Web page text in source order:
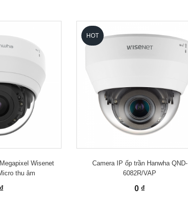
Wisenet
thu âm
HOT
Camera IP ốp trần Hanwha QND-
6082R/VAP
0 ₫